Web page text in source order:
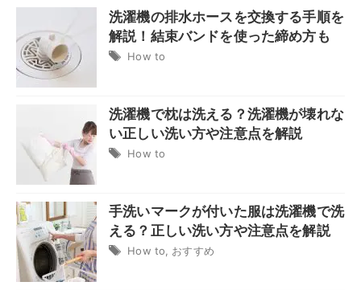
洗濯機の排水ホースを交換する手順を
解説！結束バンドを使った締め方も
How to
洗濯機で枕は洗える？洗濯機が壊れな
い正しい洗い方や注意点を解説
How to
手洗いマークが付いた服は洗濯機で洗
える？正しい洗い方や注意点を解説
How to おすすめ